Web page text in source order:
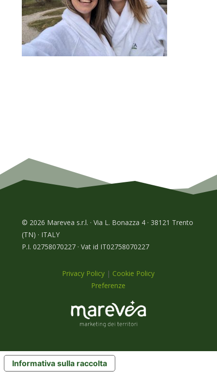
© 2026 Marevea s.r.l. · Via L. Bonazza 4 · 38121 Trento
(TN) · ITALY
P.I. 02758070227 · Vat id IT02758070227
Privacy Policy | Cookie Policy
Preferenze
Informativa sulla raccolta